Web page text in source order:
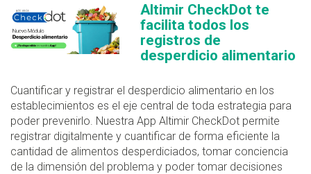
Altimir CheckDot te
facilita todos los
registros de
desperdicio alimentario
Cuantificar y registrar el desperdicio alimentario en los
establecimientos es el eje central de toda estrategia para
poder prevenirlo. Nuestra App Altimir CheckDot permite
registrar digitalmente y cuantificar de forma eficiente la
cantidad de alimentos desperdiciados, tomar conciencia
de la dimensión del problema y poder tomar decisiones